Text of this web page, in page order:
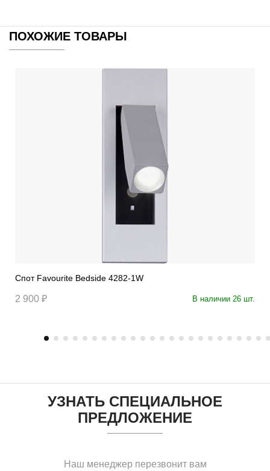
ПОХОЖИЕ ТОВАРЫ
Спот Favourite Bedside 4282-1W
2 900 ₽ В наличии 26 шт.
УЗНАТЬ СПЕЦИАЛЬНОЕ
ПРЕДЛОЖЕНИЕ
Наш менеджер перезвонит вам